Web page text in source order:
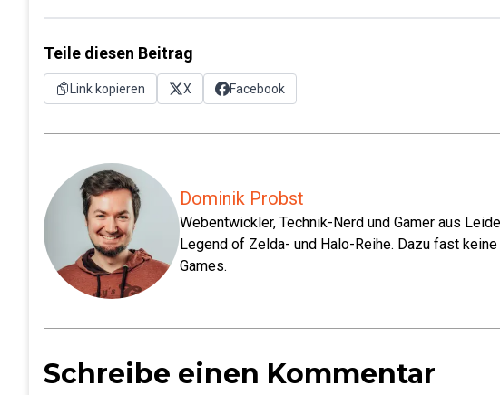
Teile diesen Beitrag
Link kopieren X Facebook
Dominik Probst
Webentwickler, Technik-Nerd und Gamer aus
Legend of Zelda- und Halo-Reihe. Dazu fast
Games.
Schreibe einen Kommentar